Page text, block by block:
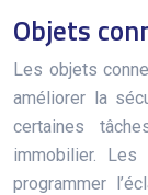
Objets
Les objets
améliorer la
certaines
immobilier.
programmer